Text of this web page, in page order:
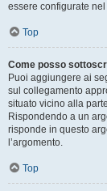
essere configurate
Top
Come posso
Puoi aggiungere ai
sul collegamento
situato vicino alla
Rispondendo a un
risponde in questo
l’argomento.
Top